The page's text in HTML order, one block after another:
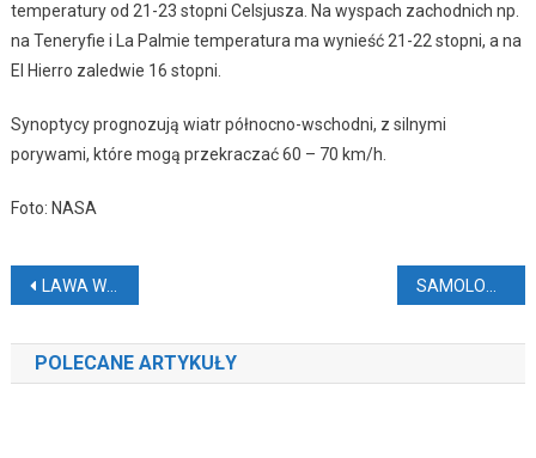
temperatury od 21-23 stopni Celsjusza. Na wyspach zachodnich np.
na Teneryfie i La Palmie temperatura ma wynieść 21-22 stopni, a na
El Hierro zaledwie 16 stopni.
Synoptycy prognozują wiatr północno-wschodni, z silnymi
porywami, które mogą przekraczać 60 – 70 km/h.
Foto: NASA
Nawigacja
wpisu
LAWA WULKANU NA LA PALMIE WCIĄŻ GORĄCA SAMOLOTY WOJSKOWE NA KANARACH
POLECANE ARTYKUŁY